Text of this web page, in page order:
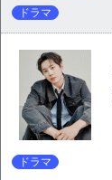
ドラマ
ドラマ